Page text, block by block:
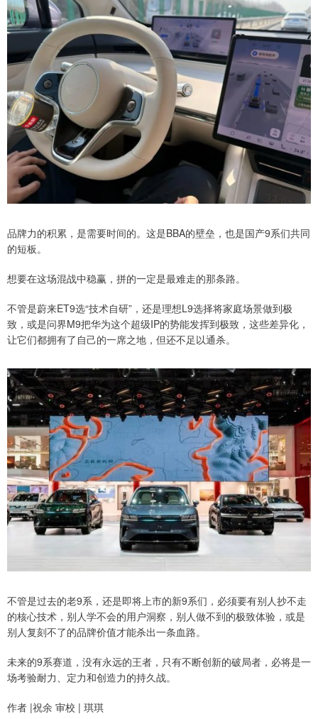
品牌力的积累，是需要时间的。这是BBA的壁垒，也是国产9系们共同
的短板。
想要在这场混战中稳赢，拼的一定是最难走的那条路。
不管是蔚来ET9选“技术自研”，还是理想L9选择将家庭场景做到极
致，或是问界M9把华为这个超级IP的势能发挥到极致，这些差异化，
让它们都拥有了自己的一席之地，但还不足以通杀。
不管是过去的老9系，还是即将上市的新9系们，必须要有别人抄不走
的核心技术，别人学不会的用户洞察，别人做不到的极致体验，或是
别人复刻不了的品牌价值才能杀出一条血路。
未来的9系赛道，没有永远的王者，只有不断创新的破局者，必将是一
场考验耐力、定力和创造力的持久战。
作者 |祝余 审校 | 琪琪